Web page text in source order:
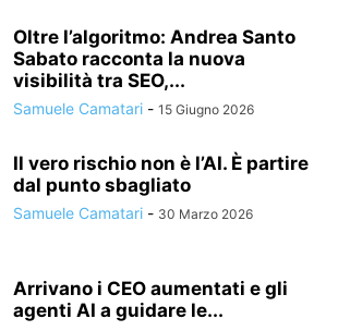
Oltre l’algoritmo: Andrea Santo
Sabato racconta la nuova
visibilità tra SEO,...
Samuele Camatari - 15 Giugno 2026
Il vero rischio non è l’AI. È partire
dal punto sbagliato
Samuele Camatari - 30 Marzo 2026
Arrivano i CEO aumentati e gli
agenti AI a guidare le...